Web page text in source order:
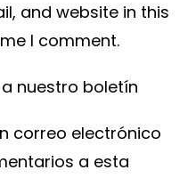
and website in this
I comment.
nuestro boletín
correo electrónico
a esta